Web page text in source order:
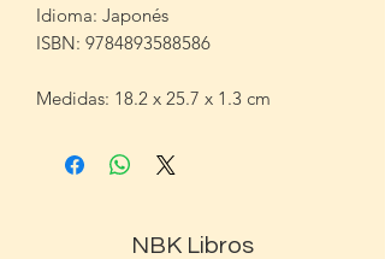
Idioma: Japonés
ISBN: 9784893588586
Medidas: 18.2 x 25.7 x 1.3 cm
NBK Libros